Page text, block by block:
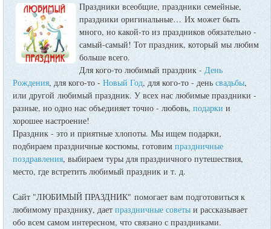
Праздники всеобщие, праздники семейные,
праздники оригинальные… Их может быть
много, но какой-то из праздников обязательно -
самый-самый! Тот праздник, который мы любим
больше всего.
Для кого-то любимый праздник - День
Рождения, для кого-то -Новый Год, для кого-то - деньсвадьбы,
или другой любимый праздник. У всех нас любимые праздники -
разные, но одно нас объединяет точно - любовь,подарки и
хорошее настроение!
Праздник - это и приятные хлопоты. Мы ищем подарки,
подбираем праздничные костюмы, готовимпраздничные
поздравления, выбираем туры для праздничного путешествия,
место, где встретить любимый праздник и т. д.
Сайт "ЛЮБИМЫЙ ПРАЗДНИК" помогает вам подготовиться к
любимому празднику, даетпраздничные советы и рассказывает
обо всем самом интересном, что связано с праздниками.